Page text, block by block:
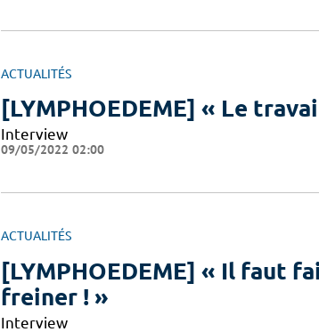
ACTUALITÉS
[LYMPHOEDEME] « Le
Interview
09/05/2022 02:00
ACTUALITÉS
[LYMPHOEDEME] « Il faut
freiner ! »
Interview